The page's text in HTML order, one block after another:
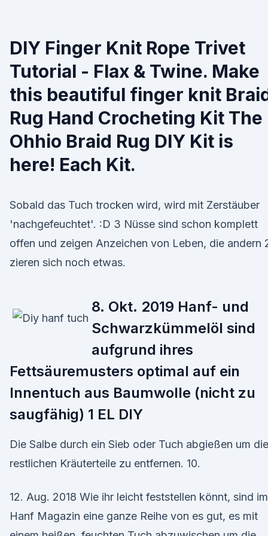
DIY Finger Knit Rope Trivet
Tutorial - Flax & Twine. Make
this beautiful finger knit
Rug Hand Crocheting Kit The
Ohhio Braid Rug DIY Kit is
here! Each Kit.
Sobald das Tuch trocken wird, wird mit Zerstäuber
'nachgefeuchtet'. :D 3 Nüsse sind schon komplett
offen und zeigen Anzeichen von Leben, die andern
zieren sich noch etwas.
8. Okt. 2019 Hanf- und
Schwarzkümmelöl sind
aufgrund ihres
Fettsäuremusters optimal auf ein
Innentuch aus Baumwolle (nicht zu
saugfähig) 1 EL DIY
Die Salbe durch ein Sieb oder Tuch abgießen um die
restlichen Kräuterteile zu entfernen. 10.
12. Aug. 2018 Wie ihr leicht feststellen könnt, sind im
Hanf Magazin eine ganze Reihe von es gut, es mit